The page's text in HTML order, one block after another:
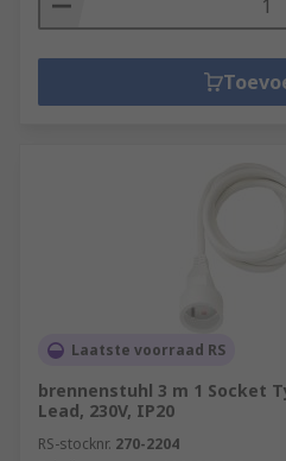
Laatste voorraad RS
brennenstuhl 3 m 1 Socket
Lead, 230V, IP20
RS-stocknr. 270-2204